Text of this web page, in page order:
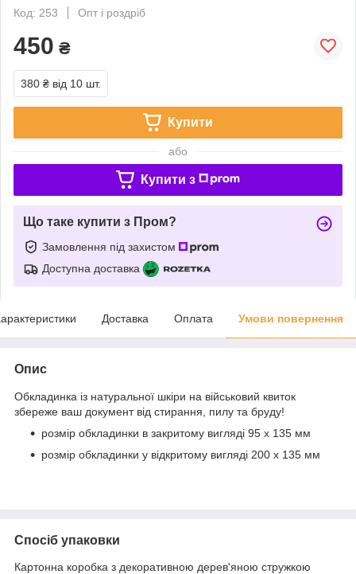
Код: 253
Опт і роздріб
450 ₴
380 ₴ від 10 шт.
Купити
або
Купити з
Що таке купити з Пром?
Замовлення під захистом
Доступна доставка
Доставка Оплата Умови повернення
Опис
Обкладинка із натуральної шкіри на військовий квиток
збереже ваш документ від стирання, пилу та бруду!
розмір обкладинки в закритому вигляді 95 х 135 мм
розмір обкладинки у відкритому вигляді 200 х 135 мм
Спосіб упаковки
Картонна коробка з декоративною дерев'яною стружкою